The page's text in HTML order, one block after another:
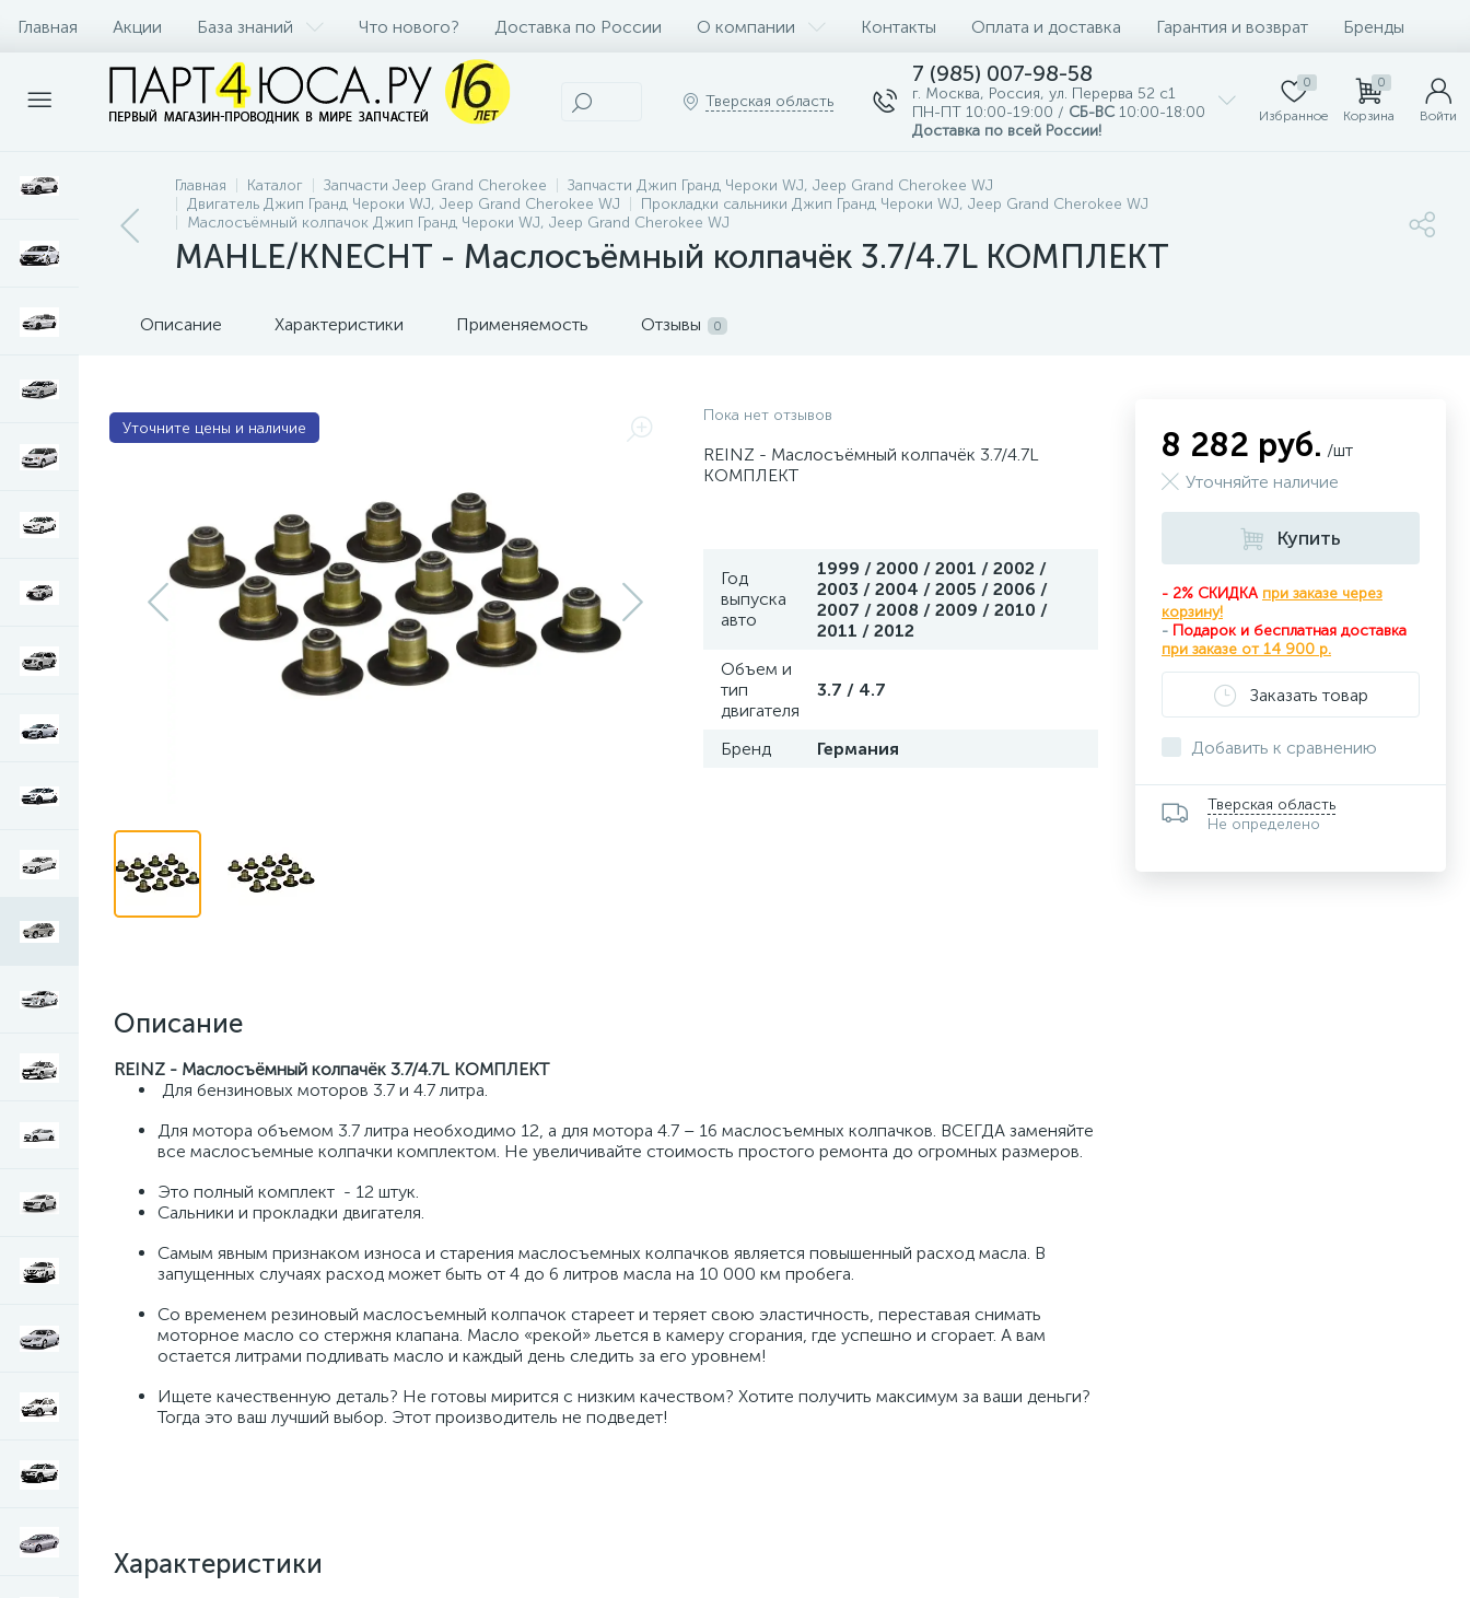
Главная Акции База знаний Что нового? Доставка по России О компании Контакты Оплата и доставка Гарантия и возврат Бренды
Тверская область
7 (985) 007-98-58
г. Москва, Россия, ул. Перерва 52 с1
ПН-ПТ 10:00-19:00 / СБ-ВС 10:00-18:00
Доставка по всей России!
0
Избранное
0
Корзина Войти
Главная Каталог Запчасти Jeep Grand Cherokee
Запчасти Джип Гранд Чероки WJ, Jeep Grand Cherokee WJ
Двигатель Джип Гранд Чероки WJ, Jeep Grand Cherokee WJ
Прокладки сальники Джип Гранд Чероки WJ, Jeep Grand Cherokee WJ
Маслосъёмный колпачок Джип Гранд Чероки WJ, Jeep Grand Cherokee WJ
MAHLE/KNECHT - Маслосъёмный колпачёк 3.7/4.7L КОМПЛЕКТ
Описание Характеристики Применяемость Отзывы 0
Уточните цены и наличие
Пока нет отзывов
REINZ - Маслосъёмный колпачёк 3.7/4.7L
КОМПЛЕКТ
Год
выпуска
авто
1999 / 2000 / 2001 / 2002 /
2003 / 2004 / 2005 / 2006 /
2007 / 2008 / 2009 / 2010 /
2011 / 2012
Объем и
тип
двигателя
3.7 / 4.7
Бренд Германия
Описание
REINZ - Маслосъёмный колпачёк 3.7/4.7L КОМПЛЕКТ
Для бензиновых моторов 3.7 и 4.7 литра.
Для мотора объемом 3.7 литра необходимо 12, а для мотора 4.7 – 16 маслосъемных колпачков. ВСЕГДА заменяйте
все маслосъемные колпачки комплектом. Не увеличивайте стоимость простого ремонта до огромных размеров.
Это полный комплект - 12 штук.
Сальники и прокладки двигателя.
Самым явным признаком износа и старения маслосъемных колпачков является повышенный расход масла. В
запущенных случаях расход может быть от 4 до 6 литров масла на 10 000 км пробега.
Со временем резиновый маслосъемный колпачок стареет и теряет свою эластичность, переставая снимать
моторное масло со стержня клапана. Масло «рекой» льется в камеру сгорания, где успешно и сгорает. А вам
остается литрами подливать масло и каждый день следить за его уровнем!
Ищете качественную деталь? Не готовы мирится с низким качеством? Хотите получить максимум за ваши деньги?
Тогда это ваш лучший выбор. Этот производитель не подведет!
Характеристики
8 282 руб. /шт
Уточняйте наличие
Купить
- 2% СКИДКА при заказе через
корзину!
- Подарок и бесплатная доставка
при заказе от 14 900 р.
Заказать товар
Добавить к сравнению
Тверская область
Не определено